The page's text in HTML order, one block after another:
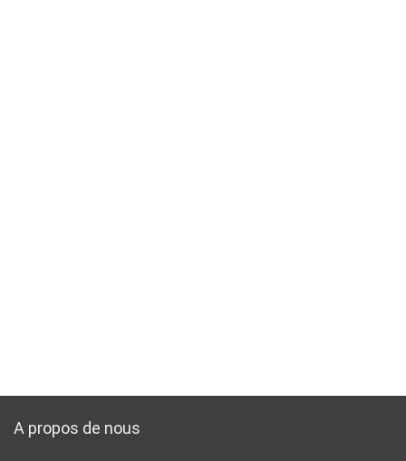
A propos de nous